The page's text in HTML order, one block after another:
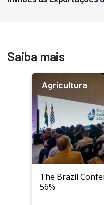
Saiba mais
Agricultura
The Brazil
56%